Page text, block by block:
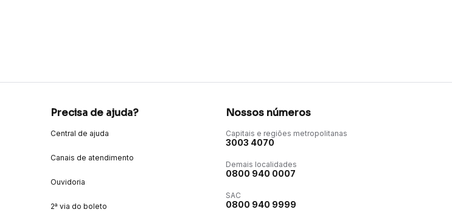
Precisa de ajuda?
Central de ajuda
Canais de atendimento
Ouvidoria
2ª via do boleto
Nossos números
Capitais e regiões metropolitanas
3003 4070
Demais localidades
0800 940 0007
SAC
0800 940 9999